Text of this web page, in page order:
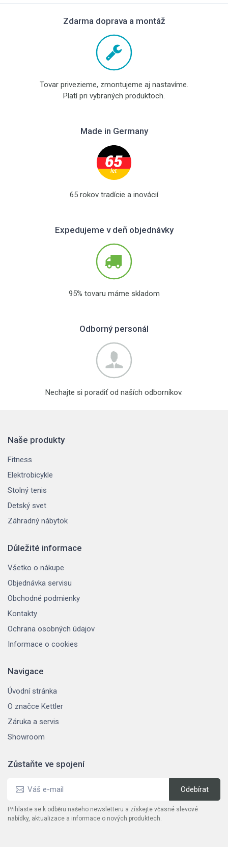
Zdarma doprava a montáž
Tovar privezieme, zmontujeme aj nastavíme.
Platí pri vybraných produktoch.
Made in Germany
65 rokov tradície a inovácií
Expedujeme v deň objednávky
95% tovaru máme skladom
Odborný personál
Nechajte si poradiť od naších odborníkov.
Naše produkty
Fitness
Elektrobicykle
Stolný tenis
Detský svet
Záhradný nábytok
Důležité informace
Všetko o nákupe
Objednávka servisu
Obchodné podmienky
Kontakty
Ochrana osobných údajov
Informace o cookies
Navigace
Úvodní stránka
O značce Kettler
Záruka a servis
Showroom
Zůstaňte ve spojení
Přihlaste se k odběru našeho newsletteru a získejte včasné slevové
nabídky, aktualizace a informace o nových produktech.